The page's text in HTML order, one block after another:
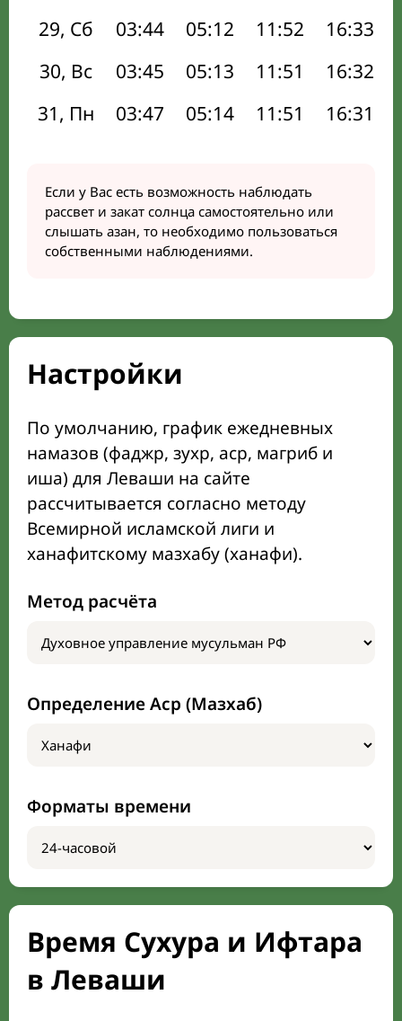
29, Сб
03:44 05:12 11:52 16:33
30, Вс
03:45 05:13 11:51 16:32
31, Пн
03:47 05:14 11:51 16:31
Если у Вас есть возможность наблюдать
рассвет и закат солнца самостоятельно или
слышать азан, то необходимо пользоваться
собственными наблюдениями.
Настройки
По умолчанию, график ежедневных
намазов (фаджр, зухр, аср, магриб и
иша) для Леваши на сайте
рассчитывается согласно методу
Всемирной исламской лиги и
ханафитскому мазхабу (ханафи).
Метод расчёта
Определение Аср (Мазхаб)
Форматы времени
Время Сухура и Ифтара
в Леваши